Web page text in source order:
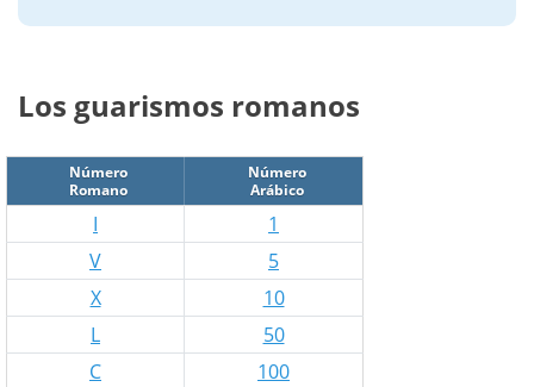
Los guarismos romanos
Número
Romano
Número
Arábico
I
1
V
5
X
10
L
50
C
100